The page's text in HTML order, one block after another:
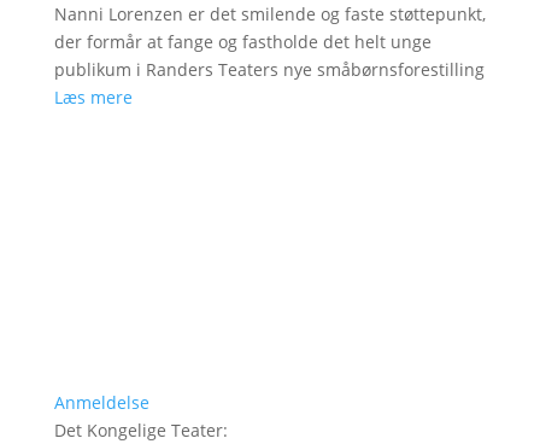
Nanni Lorenzen er det smilende og faste støttepunkt,
der formår at fange og fastholde det helt unge
publikum i Randers Teaters nye småbørnsforestilling
Læs mere
Anmeldelse
Det Kongelige Teater: